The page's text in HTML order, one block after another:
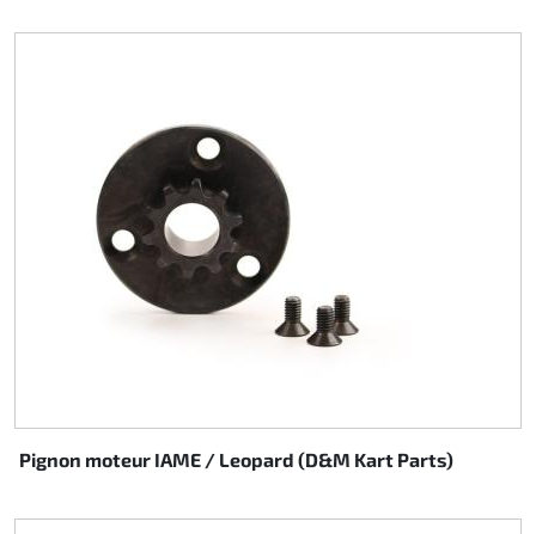
Pignon moteur IAME / Leopard (D&M Kart Parts)
Rotax XPS Kart Tech
Courroie crantrée